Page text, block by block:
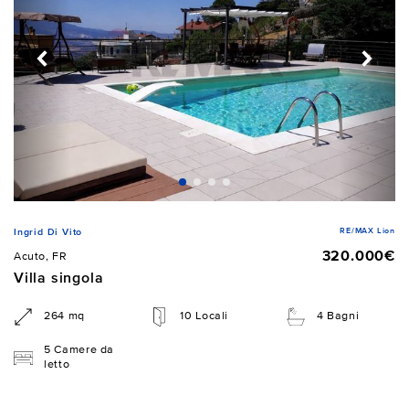
Ingrid Di Vito RE/MAX Lion
Acuto, FR
320.000€
Villa singola
264 mq 10 Locali 4 Bagni
5 Camere da
letto